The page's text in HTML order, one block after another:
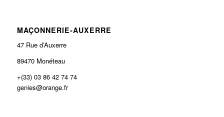
MAÇONNERIE-AUXERRE
47 Rue d’Auxerre
89470 Monéteau
+(33) 03 86 42 74 74
genies@orange.fr